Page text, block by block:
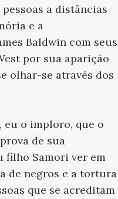
a distâncias
e a
Baldwin com seus
por sua aparição
olhar-se através dos
eu o imploro, que o
de sua
filho Samori ver em
de negros e a tortura
que se acreditam